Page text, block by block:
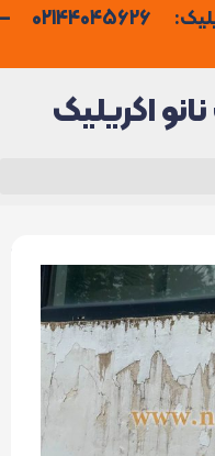
تماس با نانو اکریلیک: 02144045626 –
اکریلیک